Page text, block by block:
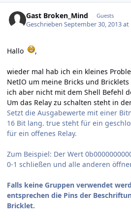
Gast Broken_Mind Guests
GeschriebenSeptember 30, 2013 at
Hallo ,
wieder mal hab ich ein kleines
NetIO um meine Bricks und
ich aber nicht mit dem Shell Befehl
Um das Relay zu schalten steht in
Setzt die Ausgabewerte mit einer
16 Bit lang. true steht für ein
für ein offenes Relay.
Zum Beispiel: Der Wert
0-1 schließen und alle anderen
Falls keine Gruppen verwendet
entsprechen die Pins der
Bricklet.